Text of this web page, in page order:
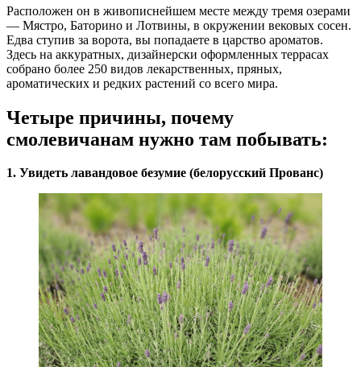
Расположен он в живописнейшем месте между тремя озерами
— Мястро, Баторино и Лотвины, в окружении вековых сосен.
Едва ступив за ворота, вы попадаете в царство ароматов.
Здесь на аккуратных, дизайнерски оформленных террасах
собрано более 250 видов лекарственных, пряных,
ароматических и редких растений со всего мира.
Четыре причины, почему
смолевичанам нужно там побывать:
1. Увидеть лавандовое безумие (белорусский Прованс)